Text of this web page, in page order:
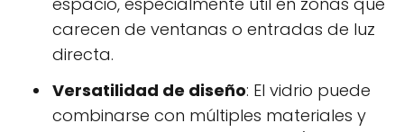
carecen de ventanas o entradas de luz
directa.
Versatilidad de diseño: El vidrio puede
combinarse con múltiples materiales y